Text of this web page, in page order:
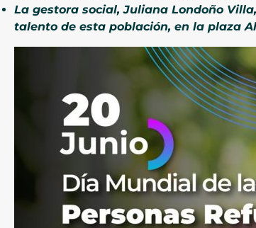
La gestora social, Juliana Londoño
talento de esta población, en la plaza